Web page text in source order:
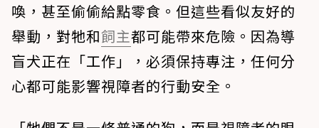
喚，甚至偷偷給點零食。但這些看似友好的
舉動，對牠和飼主都可能帶來危險。因為導
盲犬正在「工作」，必須保持專注，任何分
心都可能影響視障者的行動安全。